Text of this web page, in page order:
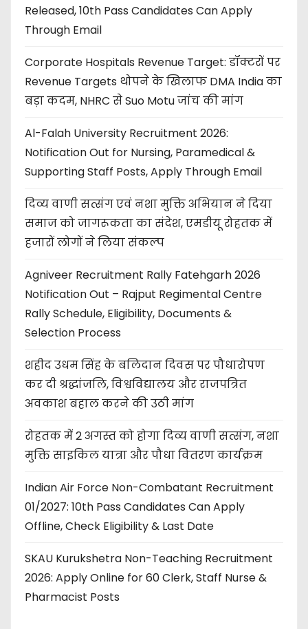
Released, 10th Pass Candidates Can Apply
Through Email
Corporate Hospitals Revenue Target: डॉक्टरों पर
Revenue Targets थोपने के खिलाफ DMA India का
बड़ा कदम, NHRC से Suo Motu जांच की मांग
Al-Falah University Recruitment 2026:
Notification Out for Nursing, Paramedical &
Supporting Staff Posts, Apply Through Email
दिव्य वाणी सत्संग एवं नशा मुक्ति अभियान ने दिया
समाज को जागरूकता का संदेश, एमडीयू रोहतक में
हजारों लोगों ने लिया संकल्प
Agniveer Recruitment Rally Fatehgarh 2026
Notification Out – Rajput Regimental Centre
Rally Schedule, Eligibility, Documents &
Selection Process
शहीद उधम सिंह के बलिदान दिवस पर पौधारोपण
कर दी श्रद्धांजलि, विश्वविद्यालय और राजपत्रित
अवकाश बहाल करने की उठी मांग
रोहतक में 2 अगस्त को होगा दिव्य वाणी सत्संग, नशा
मुक्ति साइकिल यात्रा और पौधा वितरण कार्यक्रम
Indian Air Force Non-Combatant Recruitment
01/2027: 10th Pass Candidates Can Apply
Offline, Check Eligibility & Last Date
SKAU Kurukshetra Non-Teaching Recruitment
2026: Apply Online for 60 Clerk, Staff Nurse &
Pharmacist Posts